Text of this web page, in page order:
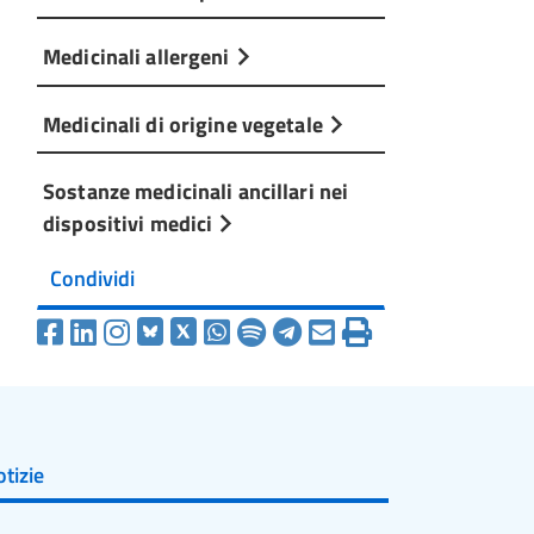
Medicinali allergeni
Medicinali di origine vegetale
Sostanze medicinali ancillari nei
dispositivi medici
Condividi